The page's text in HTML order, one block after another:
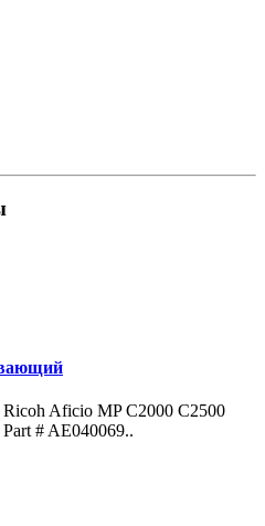
Aficio MP C2000 C2500
# AE040069..